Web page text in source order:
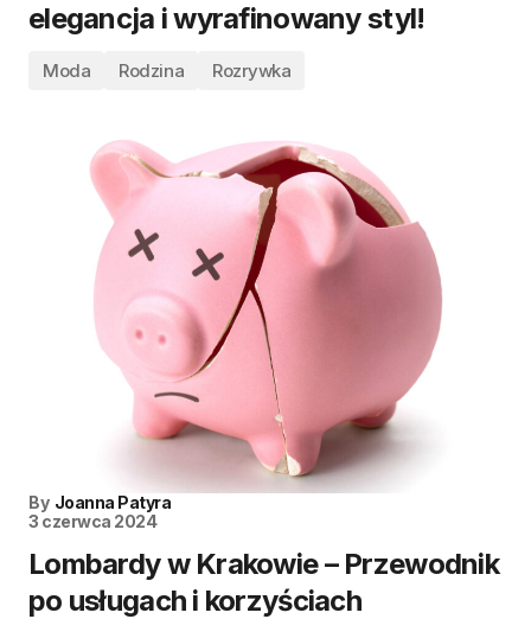
elegancja i wyrafinowany styl!
Moda Rodzina Rozrywka
By Joanna Patyra
3 czerwca 2024
Lombardy w Krakowie – Przewodnik
po usługach i korzyściach